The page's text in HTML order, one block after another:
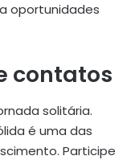
oportunidades
contatos
solitária.
é uma das
Participe